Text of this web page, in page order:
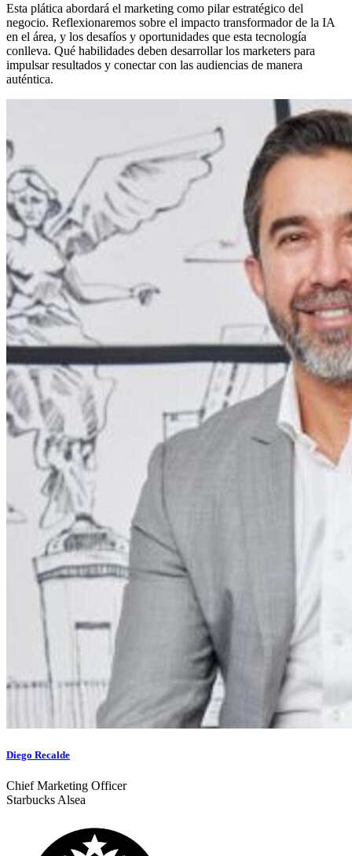
Esta plática abordará el marketing como pilar estratégico del
negocio. Reflexionaremos sobre el impacto transformador de la IA
en el área, y los desafíos y oportunidades que esta tecnología
conlleva. Qué habilidades deben desarrollar los marketers para
impulsar resultados y conectar con las audiencias de manera
auténtica.
Diego Recalde
Chief Marketing Officer
Starbucks Alsea